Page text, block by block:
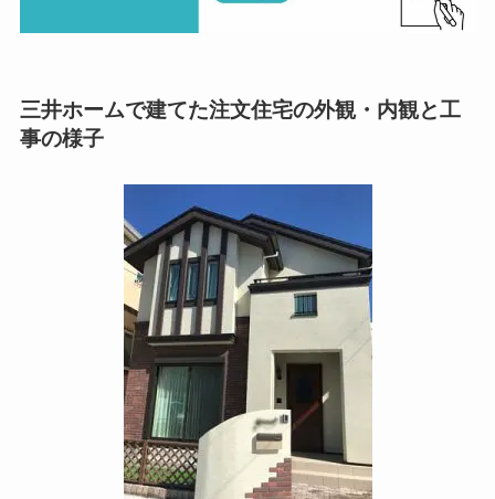
三井ホームで建てた注文住宅の外観・内観と工
事の様子